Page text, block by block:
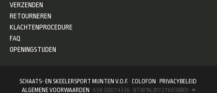
VERZENDEN
RETOURNEREN
KLACHTENPROCEDURE
FAQ
OPENINGSTIJDEN
SCHAATS- EN SKEELERSPORT MIJNTEN V.O.F. · COLOFON · PRIVACYBELEID
· ALGEMENE VOORWAARDEN · KVK 08074336 · BTW NL817276038B01 · ♥